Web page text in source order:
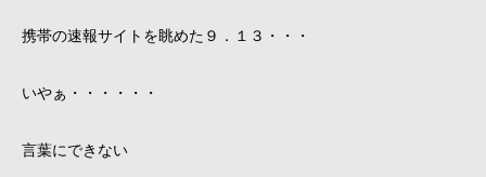
携帯の速報サイトを眺めた９．１３・・・
いやぁ・・・・・・
言葉にできない